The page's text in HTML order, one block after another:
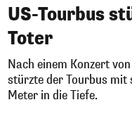
US-Tourbus
Toter
Nach einem Konzert
stürzte der Tourbus mit
Meter in die Tiefe.